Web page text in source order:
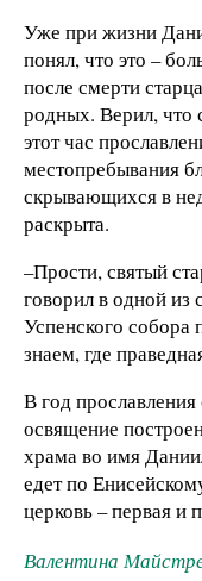
Уже при жизни
понял, что это –
после смерти
родных. Верил, что
этот час
местопребывания
скрывающихся в
раскрыта.
–Прости, святый
говорил в одной из
Успенского
знаем, где
В год
освящение
храма во имя
едет по
церковь – первая и
Валентина